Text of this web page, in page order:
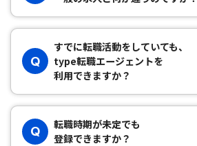
Q
すでに転職活動をしていても、
type転職エージェントを
利用できますか？
Q
転職時期が未定でも
登録できますか？